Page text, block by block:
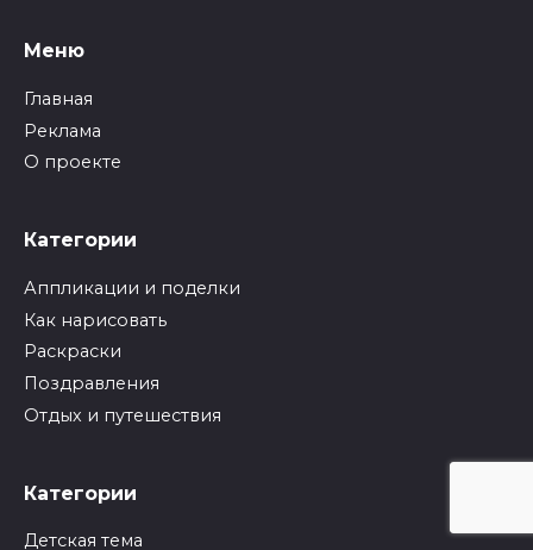
Меню
Главная
Реклама
О проекте
Категории
Аппликации и поделки
Как нарисовать
Раскраски
Поздравления
Отдых и путешествия
Категории
Детская тема